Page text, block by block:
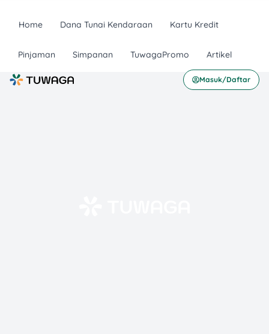
Home Dana Tunai Kendaraan Kartu Kredit
Pinjaman Simpanan TuwagaPromo Artikel
Masuk/Daftar